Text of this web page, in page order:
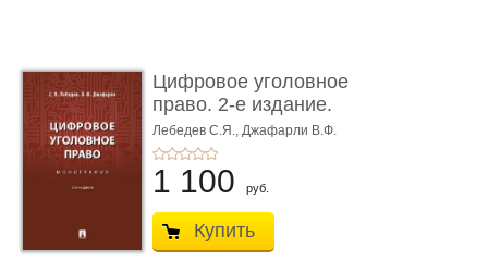
Цифровое уголовное
право. 2-е издание.
Монограф ...
Лебедев С.Я., Джафарли В.Ф.
1 100 руб.
Купить